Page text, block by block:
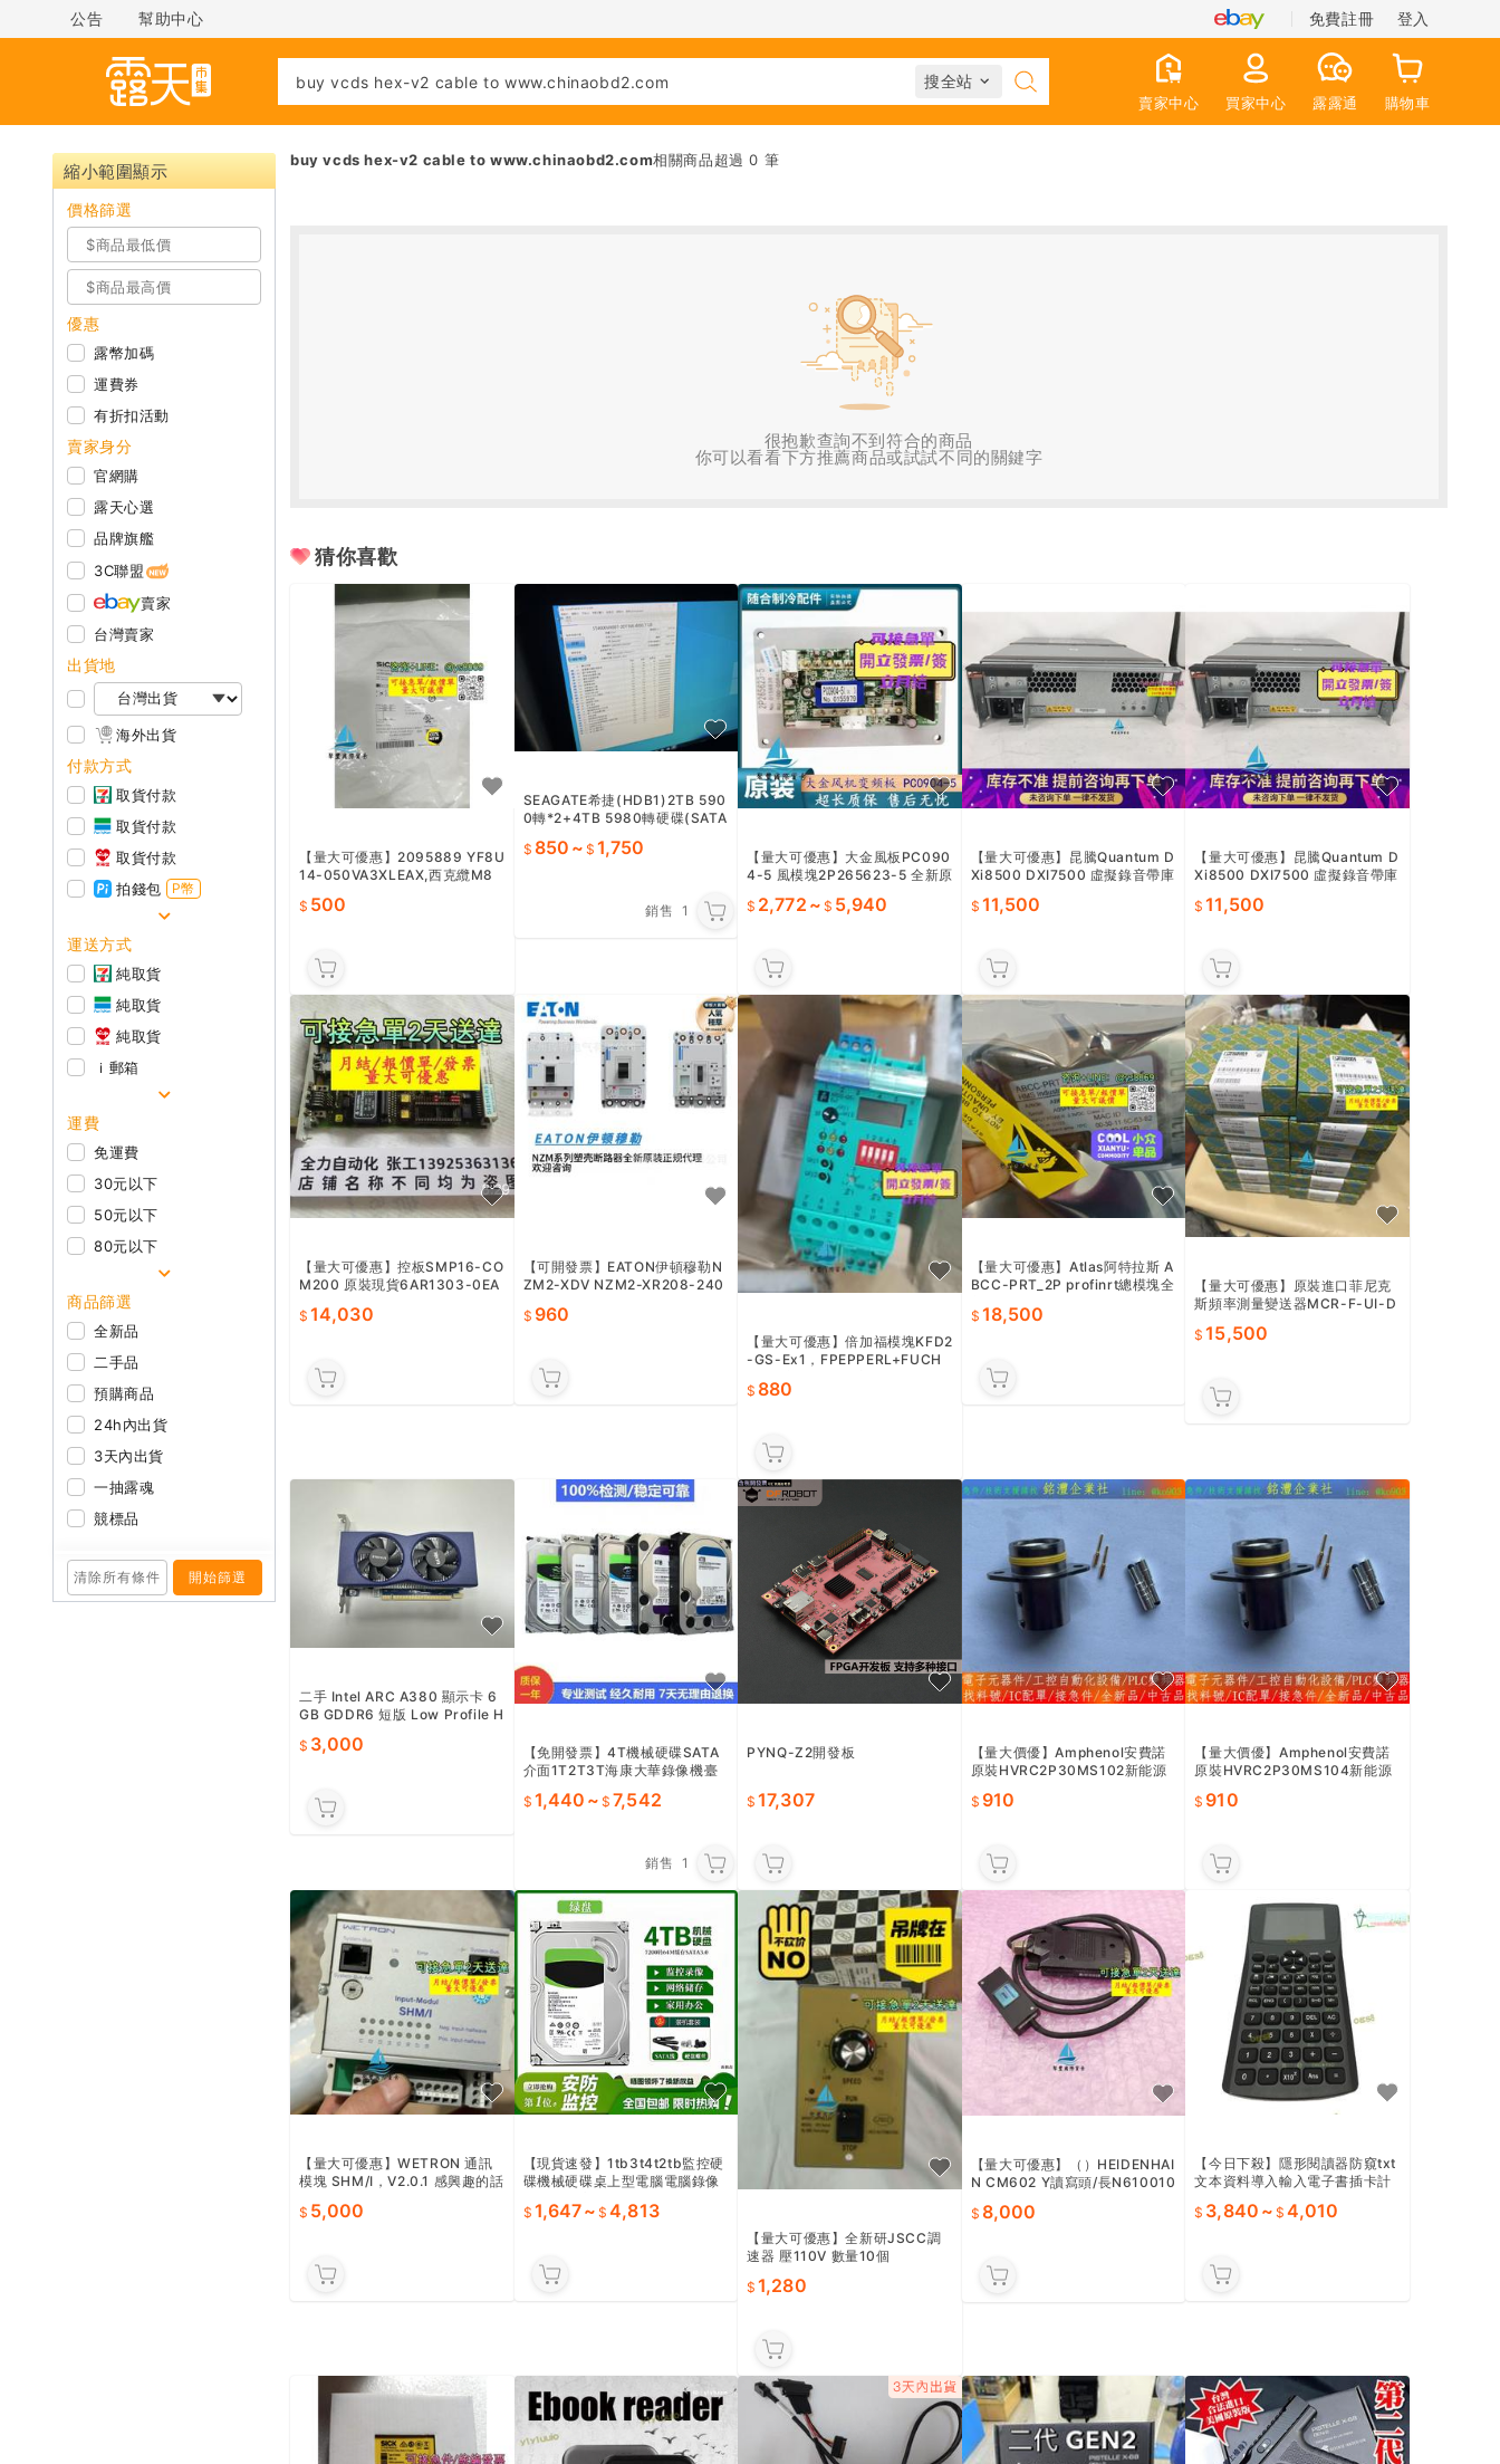
公告 幫助中心 免費註冊 登入
賣家中心 買家中心 露露通 購物車
縮小範圍顯示
價格篩選
優惠
露幣加碼
運費券
有折扣活動
賣家身分
官網購
露天心選
品牌旗艦
3C聯盟
賣家
台灣賣家
出貨地
海外出貨
付款方式
取貨付款
取貨付款
取貨付款
拍錢包
P幣
運送方式
純取貨
純取貨
純取貨
ｉ郵箱
運費
免運費
30元以下
50元以下
80元以下
商品篩選
全新品
二手品
預購商品
24h內出貨
3天內出貨
一抽露魂
競標品
清除所有條件 開始篩選
buy vcds hex-v2 cable to www.chinaobd2.com相關商品超過 0 筆
很抱歉查詢不到符合的商品
你可以看看下方推薦商品或試試不同的關鍵字
猜你喜歡
【量大可優惠】2095889 YF8U
14-050VA3XLEAX,西克纜M8
全新500
SEAGATE希捷(HDB1)2TB 590
0轉*2+4TB 5980轉硬碟(SATA
850 ~ 1,750
銷售 1
【量大可優惠】大金風板PC090
4-5 風模塊2P265623-5 全新原
2,772 ~ 5,940
【量大可優惠】昆騰Quantum D
Xi8500 DXI7500 虛擬錄音帶庫
11,500
【量大可優惠】昆騰Quantum D
Xi8500 DXI7500 虛擬錄音帶庫
11,500
【量大可優惠】控板SMP16-CO
M200 原裝現貨6AR1303-0EA
14,030
【可開發票】EATON伊頓穆勒N
ZM2-XDV NZM2-XR208-240
960
【量大可優惠】倍加福模塊KFD2
-GS-Ex1，FPEPPERL+FUCH
880
【量大可優惠】Atlas阿特拉斯 A
BCC-PRT_2P profinrt總模塊全
18,500
【量大可優惠】原裝進口菲尼克
斯頻率測量變送器MCR-F-UI-D
15,500
二手 Intel ARC A380 顯示卡 6
GB GDDR6 短版 Low Profile H
3,000
【免開發票】4T機械硬碟SATA
介面1T2T3T海康大華錄像機臺
1,440 ~ 7,542
銷售 1
PYNQ-Z2開發板
17,307
【量大價優】Amphenol安費諾
原裝HVRC2P30MS102新能源
910
【量大價優】Amphenol安費諾
原裝HVRC2P30MS104新能源
910
【量大可優惠】WETRON 通訊
模塊 SHM/I，V2.0.1 感興趣的話
5,000
【現貨速發】1tb3t4t2tb監控硬
碟機械硬碟桌上型電腦電腦錄像
1,647~ 4,813
【量大可優惠】全新研JSCC調
速器 壓110V 數量10個
1,280
【量大可優惠】（）HEIDENHAI
N CM602 Y讀寫頭/長N610010
物拍8,000
【今日下殺】隱形閱讀器防窺txt
文本資料導入輸入電子書插卡計
3,840 ~ 4,010